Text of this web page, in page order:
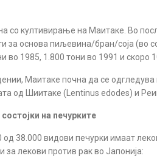
со култивирање на Маитаке. Во
за основа пиљевина/бран/соја (во
во 1985, 1.800 тони во 1991 и
Маитаке почна да се одгледува
од Шиитаке ( Lentinus edodes) и
на печурките
38.000 видови печурки имаат
за лекови против рак во Јапонија: